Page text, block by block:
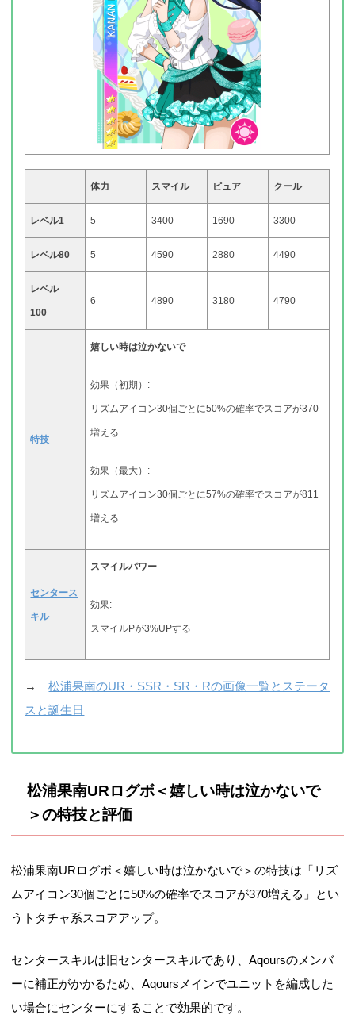
体力 スマイル ピュア クール
レベル1 5 3400 1690 3300
レベル80 5 4590 2880 4490
レベル
100
6 4890 3180 4790
特技
嬉しい時は泣かないで
効果（初期）:
リズムアイコン30個ごとに50%の確率でスコアが370
増える
効果（最大）:
リズムアイコン30個ごとに57%の確率でスコアが811
増える
センタース
キル
スマイルパワー
効果:
スマイルPが3%UPする
→松浦果南のUR・SSR・SR・Rの画像一覧とステータ
スと誕生日
松浦果南URログボ＜嬉しい時は泣かないで
＞の特技と評価
松浦果南URログボ＜嬉しい時は泣かないで＞の特技は「リズ
ムアイコン30個ごとに50%の確率でスコアが370増える」とい
うトタチャ系スコアアップ。
センタースキルは旧センタースキルであり、Aqoursのメンバ
ーに補正がかかるため、Aqoursメインでユニットを編成した
い場合にセンターにすることで効果的です。